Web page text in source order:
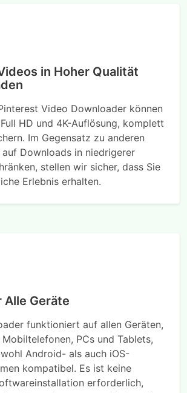
in Hoher Qualität
Video Downloader können
HD und 4K-Auflösung, komplett
Im Gegensatz zu anderen
auf Downloads in niedrigerer
stellen wir sicher, dass Sie
Erlebnis erhalten.
Alle Geräte
funktioniert auf allen Geräten,
PCs und Tablets,
Android- als auch iOS-
kompatibel. Es ist keine
erforderlich,